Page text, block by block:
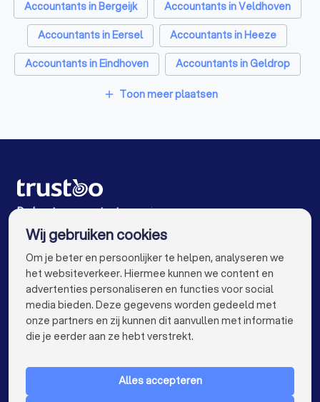
Reclamebureaus in Valkenswaard
Accountants in Bergeijk
Accountants in Veldhoven
Accountants in Eersel
Accountants in Heeze
Accountants in Eindhoven
Accountants in Geldrop
Accountants in Bladel
Accountants in Amsterdam
Accountants in Tilburg
Accountants in Almere
Accountants in Breda
Accountants in Nijmegen
Accountants in Haarlem
Accountants in Arnhem
Accountants in Amersfoort
Accountants in Apeldoorn
Accountants in Maastricht
Accountants in Leiden
add Toon meer plaatsen
De beste accountants voor jou
VOOR PARTICULIEREN keyboard_arrow_down
Wij gebruiken cookies
Om je beter en persoonlijker te helpen, analyseren we
het websiteverkeer. Hiermee kunnen we content en
advertenties personaliseren en functies voor social
media bieden. Deze gegevens worden gedeeld met
onze partners en zij kunnen dit aanvullen met informatie
die je eerder aan ze hebt verstrekt.
Alles accepteren